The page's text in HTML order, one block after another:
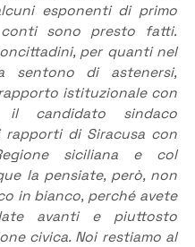
esponenti di primo
sono presto fatti.
per quanti nel
sentono di astenersi,
istituzionale con
il candidato sindaco
rapporti di Siracusa con
siciliana e col
la pensiate, però, non
in bianco, perché avete
avanti e piuttosto
civica. Noi restiamo al